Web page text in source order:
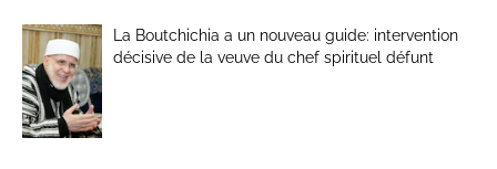
La Boutchichia a un nouveau guide: intervention
décisive de la veuve du chef spirituel défunt